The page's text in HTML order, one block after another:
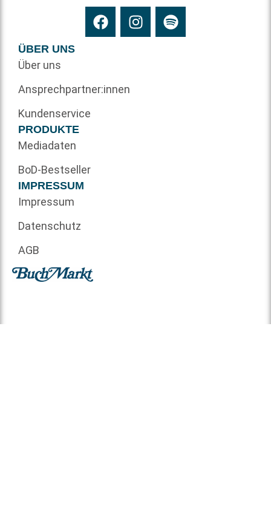
ÜBER UNS
Über uns
Ansprechpartner:innen
Kundenservice
PRODUKTE
Mediadaten
BoD-Bestseller
IMPRESSUM
Impressum
Datenschutz
AGB